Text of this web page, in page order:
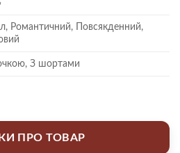
Романтичний, Повсякденний,
З шортами
ПРО ТОВАР